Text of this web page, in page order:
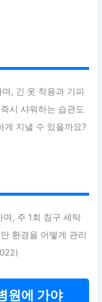
, 긴 옷 착용과 기피
시 샤워하는 습관도
게 지낼 수 있을까요?
, 주 1회 침구 세탁
환경을 어떻게 관리
원에 가야